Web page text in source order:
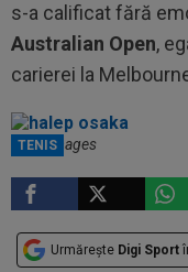
s-a calificat fără
Australian Open,
carierei la
TENIS
Getty Images
Urmărește Digi Sport